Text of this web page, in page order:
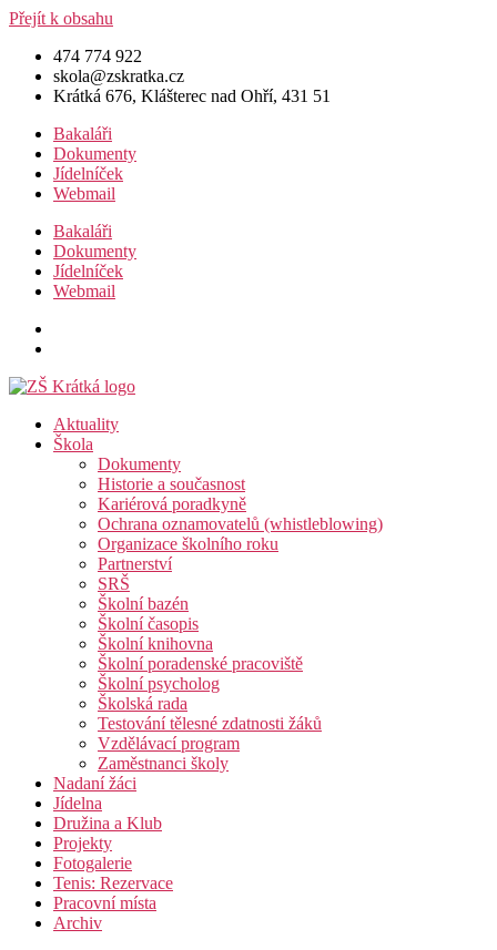
Přejít k obsahu
474 774 922
skola@zskratka.cz
Krátká 676, Klášterec nad Ohří, 431 51
Bakaláři
Dokumenty
Jídelníček
Webmail
Bakaláři
Dokumenty
Jídelníček
Webmail
Aktuality
Škola
Dokumenty
Historie a současnost
Kariérová poradkyně
Ochrana oznamovatelů (whistleblowing)
Organizace školního roku
Partnerství
SRŠ
Školní bazén
Školní časopis
Školní knihovna
Školní poradenské pracoviště
Školní psycholog
Školská rada
Testování tělesné zdatnosti žáků
Vzdělávací program
Zaměstnanci školy
Nadaní žáci
Jídelna
Družina a Klub
Projekty
Fotogalerie
Tenis: Rezervace
Pracovní místa
Archiv